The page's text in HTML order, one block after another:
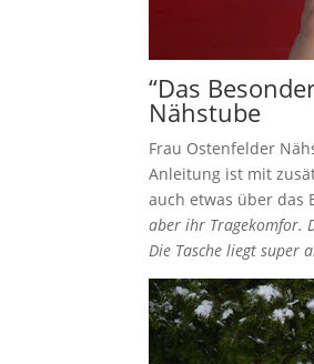
“Das
Nähstube
Frau Ostenfelder
Anleitung ist mit
auch etwas über das
aber ihr Tragekomfor.
Die Tasche liegt super